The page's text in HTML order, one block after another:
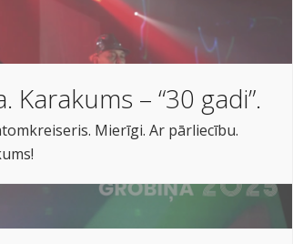
– “30 gadi”.
Mierīgi. Ar pārliecību.